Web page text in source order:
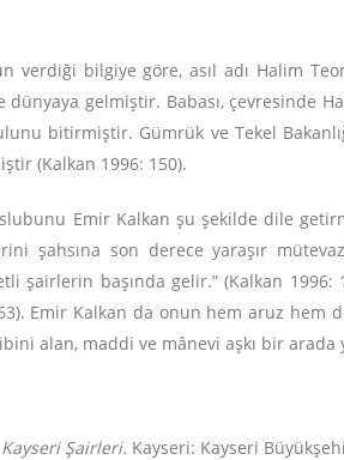
verdiği bilgiye göre, asıl adı Halim
gelmiştir. Babası, çevresinde
bitirmiştir. Gümrük ve Tekel
(Kalkan 1996: 150).
Emir Kalkan şu şekilde dile
şahsına son derece yaraşır
şairlerin başında gelir.” (Kalkan
Emir Kalkan da onun hem aruz
alan, maddi ve mânevi aşkı bir
Kayseri Şairleri. Kayseri: Kayseri